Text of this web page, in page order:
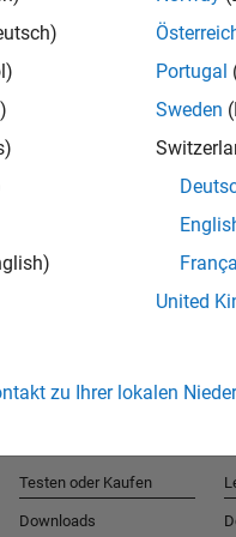
Portugal
Sweden
United
zu Ihrer lokalen
Testen oder Kaufen
Downloads